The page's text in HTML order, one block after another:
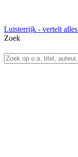
Luisterrijk - vertelt alles
Zoek